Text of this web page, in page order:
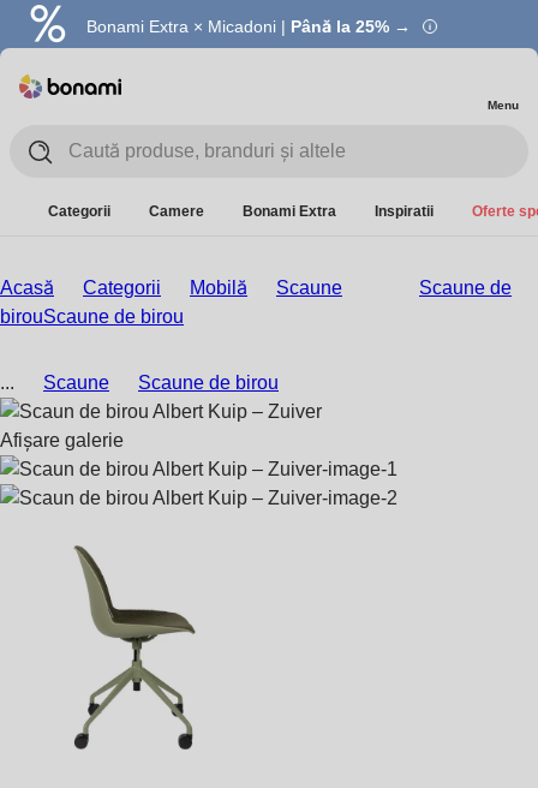
Bonami Extra × Micadoni | Până la 25% →
Summer Sale | Economisești până la 40% →
Menu
Categorii Camere Bonami Extra Inspiratii Oferte
Acasă Categorii Mobilă Scaune
Scaune de
birouScaune de birou
... Scaune Scaune de birou
Afișare galerie